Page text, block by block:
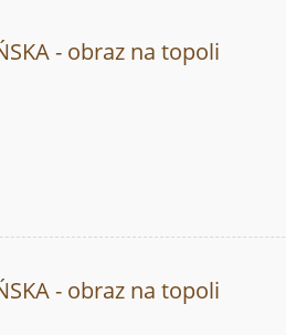
- obraz na topoli
- obraz na topoli